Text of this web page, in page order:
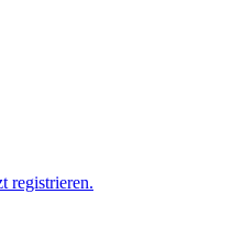
registrieren.